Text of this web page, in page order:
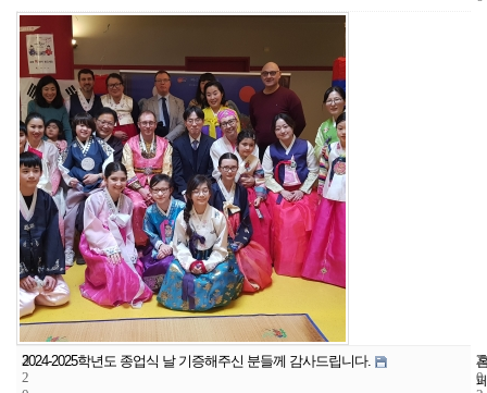
3
2
2024-2025학년도 종업식 날 기증해주신 분들께 감사드립니다. 2
2
0